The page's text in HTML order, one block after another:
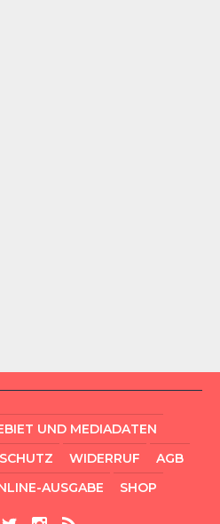
UND MEDIADATEN
WIDERRUF
AGB
AUSGABE SHOP